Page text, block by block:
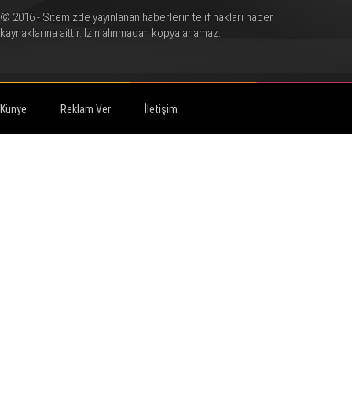
© 2016 - Sitemizde yayınlanan haberlerin telif hakları haber
kaynaklarına aittir. İzin alınmadan kopyalanamaz.
Künye Reklam Ver İletişim